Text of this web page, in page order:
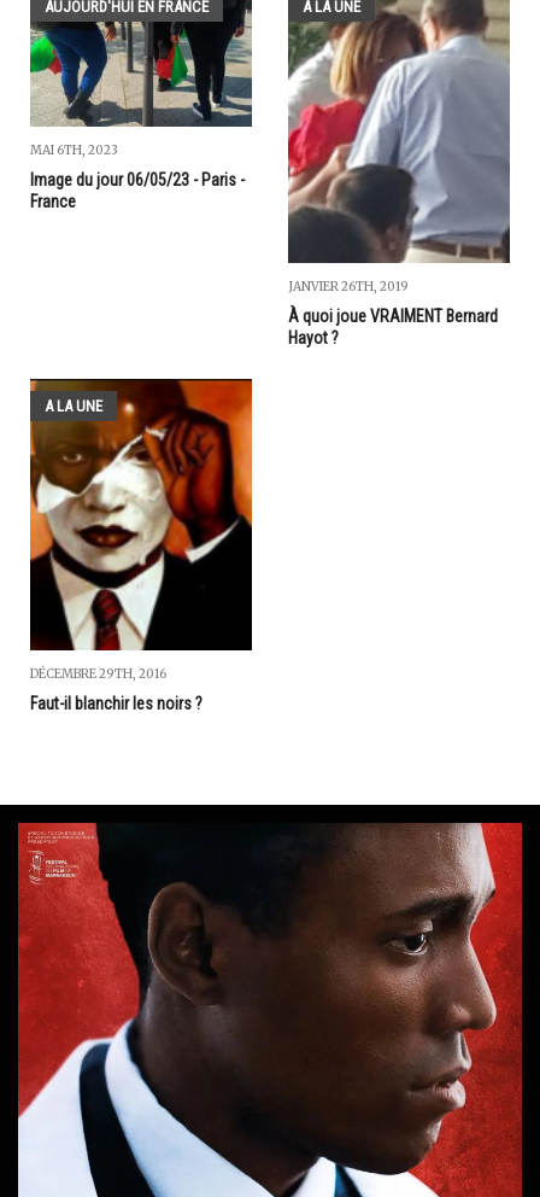
AUJOURD'HUI EN FRANCE
MAI 6TH, 2023
Image du jour 06/05/23 - Paris -
France
A LA UNE
JANVIER 26TH, 2019
À quoi joue VRAIMENT Bernard
Hayot ?
A LA UNE
DÉCEMBRE 29TH, 2016
Faut-il blanchir les noirs ?